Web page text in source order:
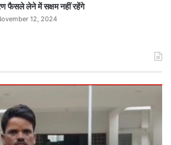
फैसले लेने में सक्षम नहीं रहेंगे
12, 2024